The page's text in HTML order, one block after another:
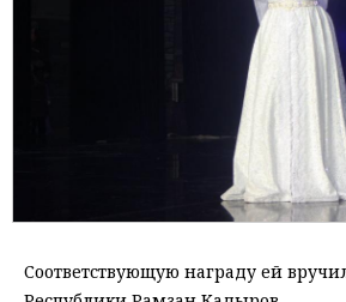
Соответствующую награду ей